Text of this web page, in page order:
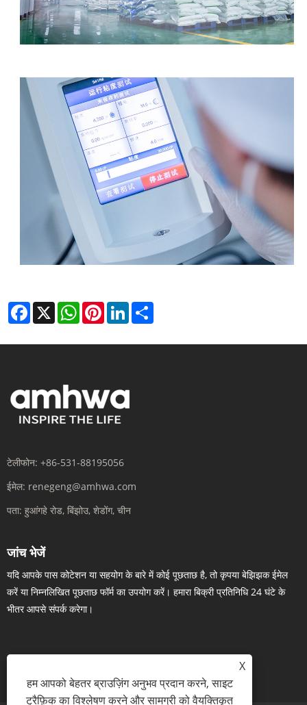
Facebook
X WhatsAppPinterestLinkedIn
टेलीफोन: +86-531-88195056
ईमेल: renegeng@amhwa.com
पता: हुआंगहे रोड, बिंझोउ, शेडोंग, चीन
जांच भेजें
यदि आपके पास कोटेशन या सहयोग के बारे में कोई पूछताछ है, तो कृपया बेझिझक ईमेल
करें या निम्नलिखित पूछताछ फॉर्म का उपयोग करें। हमारा बिक्री प्रतिनिधि 24 घंटे के
भीतर आपसे संपर्क करेगा।
अब पूछताछ करें
X
हम आपको बेहतर ब्राउज़िंग अनुभव प्रदान करने, साइट
ट्रैफ़िक का विश्लेषण करने और सामग्री को वैयक्तिकृत